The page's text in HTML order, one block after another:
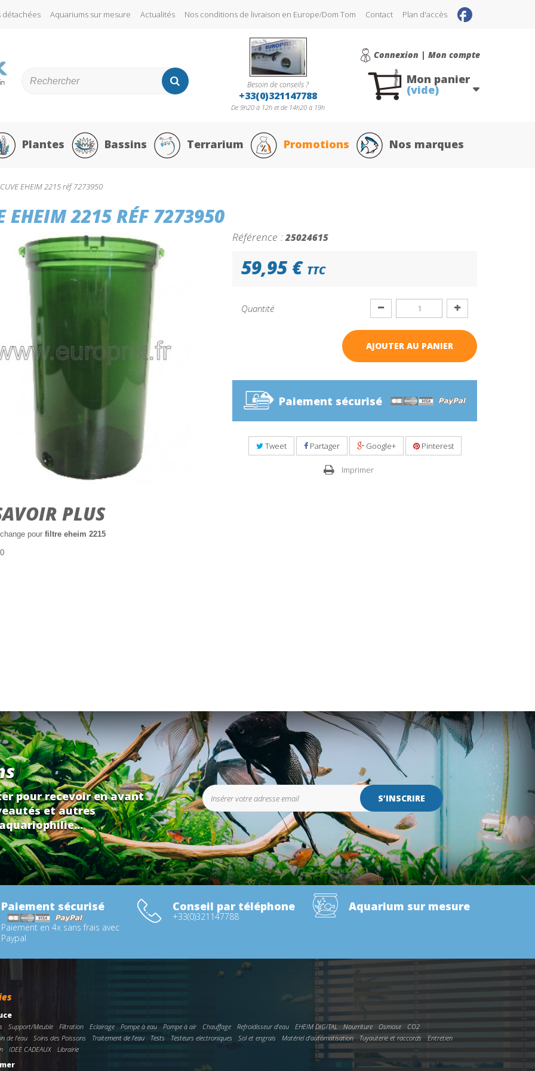
détachées Aquariums sur mesure Actualités Nos conditions de livraison en Europe/Dom Tom Contact Plan d'accès
Connexion | Mon compte
Besoin de conseils ?
+33(0)321147788
De 9h20 à 12h et de 14h20 à 19h
Mon panier
(vide)
Plantes Bassins Terrarium Promotions Nos marques
CUVE EHEIM 2215 réf 7273950
EHEIM 2215 RÉF 7273950
Référence : 25024615
59,95 € TTC
Quantité
AJOUTER AU PANIER
Paiement sécurisé
Tweet Partager Google+ Pinterest
Imprimer
PLUS
pour filtre eheim 2215
pour recevoir en avant
et autres
S’INSCRIRE
Paiement sécurisé
Paiement en 4x sans frais avec
Paypal
Conseil par téléphone
+33(0)321147788
Aquarium sur mesure
Support/Meuble Filtration Eclairage Pompe à eau Pompe à air Chauffage Refroidisseur d'eau EHEIM DIGITAL Nourriture Osmose
CO2
de l'eau
Soins des Poissons Traitement de l'eau Tests Testeurs electroniques Sol et engrais Matériel d'automatisation Tuyauterie et raccords
Entretien
IDEE CADEAUX Librairie